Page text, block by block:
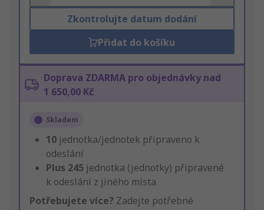
Zkontrolujte datum dodání
Přidat do košíku
Doprava ZDARMA pro objednávky nad
1 650,00 Kč
Skladem
10 jednotka/jednotek připraveno k
odeslání
Plus 245 jednotka (jednotky) připravené
k odeslání z jiného místa
Potřebujete více? Zadejte potřebné